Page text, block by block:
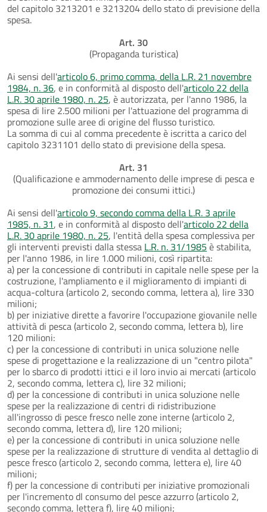
del capitolo 3213201 e 3213204 dello stato di previsione della
spesa.
Art. 30
(Propaganda turistica)
Ai sensi dell'articolo 6, primo comma, della L.R. 21 novembre
1984, n. 36, e in conformità al disposto dell'articolo 22 della
L.R. 30 aprile 1980, n. 25, è autorizzata, per l'anno 1986, la
spesa di lire 2.500 milioni per l'attuazione del programma di
promozione sulle aree di origine del flusso turistico.
La somma di cui al comma precedente è iscritta a carico del
capitolo 3231101 dello stato di previsione della spesa.
Art. 31
(Qualificazione e ammodernamento delle imprese di pesca e
promozione dei consumi ittici.)
Ai sensi dell'articolo 9, secondo comma della L.R. 3 aprile
1985, n. 31, e in conformità al disposto dell'articolo 22 della
L.R. 30 aprile 1980, n. 25, l'entità della spesa complessiva per
gli interventi previsti dalla stessa L.R. n. 31/1985 è stabilita,
per l'anno 1986, in lire 1.000 milioni, così ripartita:
a) per la concessione di contributi in capitale nelle spese per la
costruzione, l'ampliamento e il miglioramento di impianti di
acqua-coltura (articolo 2, secondo comma, lettera a), lire 330
milioni;
b) per iniziative dirette a favorire l'occupazione giovanile nelle
attività di pesca (articolo 2, secondo comma, lettera b), lire
120 milioni:
c) per la concessione di contributi in unica soluzione nelle
spese di progettazione e la realizzazione di un "centro pilota"
per lo sbarco di prodotti ittici e il loro invio ai mercati (articolo
2, secondo comma, lettera c), lire 32 milioni;
d) per la concessione di contributi in unica soluzione nelle
spese per la realizzazione di centri di ridistribuzione
all'ingrosso di pesce fresco nelle zone interne (articolo 2,
secondo comma, lettera d), lire 120 milioni;
e) per la concessione di contributi in unica soluzione nelle
spese per la realizzazione di strutture di vendita al dettaglio di
pesce fresco (articolo 2, secondo comma, lettera e), lire 40
milioni;
f) per la concessione di contributi per iniziative promozionali
per l'incremento dl consumo del pesce azzurro (articolo 2,
secondo comma, lettera f), lire 40 milioni;